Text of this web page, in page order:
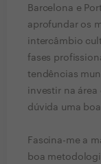
Barcelona e
aprofundar os
intercâmbio
fases
tendências
investir na área
dúvida uma
Fascina-me a
boa